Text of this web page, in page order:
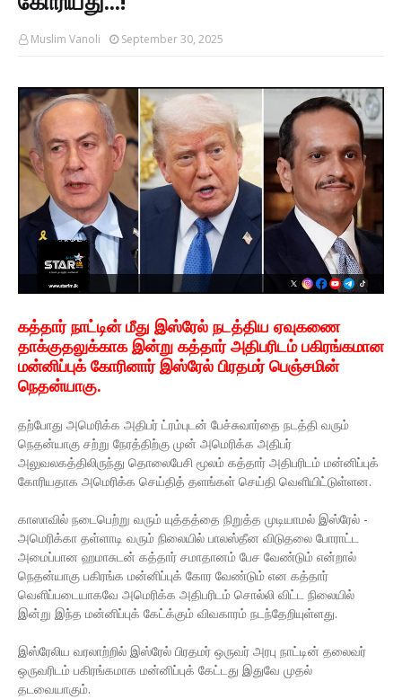
Muslim Vanoli September 30, 2025
கத்தார் நாட்டின் மீது இஸ்ரேல் நடத்திய ஏவுகணை
தாக்குதலுக்காக இன்று கத்தார் அதிபரிடம் பகிரங்கமான
மன்னிப்புக் கோரினார் இஸ்ரேல் பிரதமர் பெஞ்சமின்
நெதன்யாகு.
தற்போது அமெரிக்க அதிபர் ட்ரம்புடன் பேச்சுவார்தை நடத்தி வரும்
நெதன்யாகு சற்று நேரத்திற்கு முன் அமெரிக்க அதிபர்
அலுவலகத்திலிருந்து தொலைபேசி மூலம் கத்தார் அதிபரிடம் மன்னிப்புக்
கோரியதாக அமெரிக்க செய்தித் தளங்கள் செய்தி வெளியிட்டுள்ளன.
காஸாவில் நடைபெற்று வரும் யுத்தத்தை நிறுத்த முடியாமல் இஸ்ரேல் -
அமெரிக்கா தள்ளாடி வரும் நிலையில் பாலஸ்தீன விடுதலை போராட்ட
அமைப்பான ஹமாசுடன் கத்தார் சமாதானம் பேச வேண்டும் என்றால்
நெதன்யாகு பகிரங்க மன்னிப்புக் கோர வேண்டும் என கத்தார்
வெளிப்படையாகவே அமெரிக்க அதிபரிடம் சொல்லி விட்ட நிலையில்
இன்று இந்த மன்னிப்புக் கேட்க்கும் விவகாரம் நடந்தேறியுள்ளது.
இஸ்ரேலிய வரலாற்றில் இஸ்ரேல் பிரதமர் ஒருவர் அரபு நாட்டின் தலைவர்
ஒருவரிடம் பகிரங்கமாக மன்னிப்புக் கேட்டது இதுவே முதல்
தடவையாகும்.